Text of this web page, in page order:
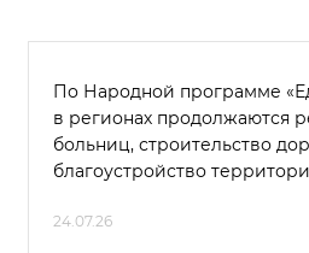
По Народной программе
в регионах продолжаются
больниц, строительство
благоустройство
24.07.26